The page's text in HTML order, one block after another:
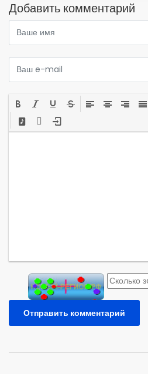
Добавить комментарий
Отправить комментарий